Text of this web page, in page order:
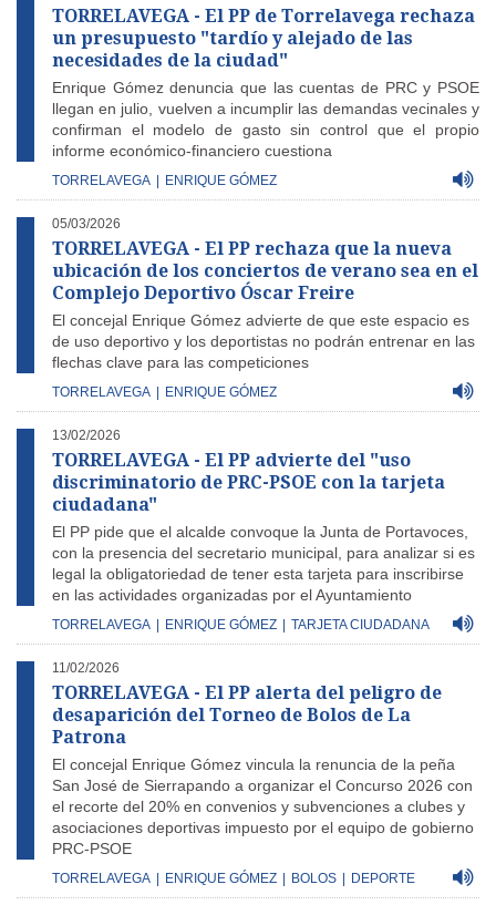
TORRELAVEGA - El PP de Torrelavega rechaza
un presupuesto "tardío y alejado de las
necesidades de la ciudad"
Enrique Gómez denuncia que las cuentas de PRC y PSOE
llegan en julio, vuelven a incumplir las demandas vecinales y
confirman el modelo de gasto sin control que el propio
informe económico-financiero cuestiona
TORRELAVEGA ENRIQUE GÓMEZ
05/03/2026
TORRELAVEGA - El PP rechaza que la nueva
ubicación de los conciertos de verano sea en el
Complejo Deportivo Óscar Freire
El concejal Enrique Gómez advierte de que este espacio es
de uso deportivo y los deportistas no podrán entrenar en las
flechas clave para las competiciones
TORRELAVEGA ENRIQUE GÓMEZ
13/02/2026
TORRELAVEGA - El PP advierte del "uso
discriminatorio de PRC-PSOE con la tarjeta
ciudadana"
El PP pide que el alcalde convoque la Junta de Portavoces,
con la presencia del secretario municipal, para analizar si es
legal la obligatoriedad de tener esta tarjeta para inscribirse
en las actividades organizadas por el Ayuntamiento
TORRELAVEGA ENRIQUE GÓMEZ TARJETA CIUDADANA
11/02/2026
TORRELAVEGA - El PP alerta del peligro de
desaparición del Torneo de Bolos de La
Patrona
El concejal Enrique Gómez vincula la renuncia de la peña
San José de Sierrapando a organizar el Concurso 2026 con
el recorte del 20% en convenios y subvenciones a clubes y
asociaciones deportivas impuesto por el equipo de gobierno
PRC-PSOE
TORRELAVEGA ENRIQUE GÓMEZ BOLOS DEPORTE